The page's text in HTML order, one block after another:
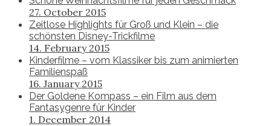
27. October 2015
Zeitlose Highlights für Groß und Klein – die
schönsten Disney-Trickfilme
14. February 2015
Kinderfilme – vom Klassiker bis zum animierten
Familienspaß
16. January 2015
Der Goldene Kompass – ein Film aus dem
Fantasygenre für Kinder
1. December 2014